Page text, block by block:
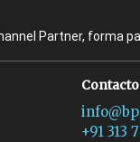
Partner, forma
+91 313